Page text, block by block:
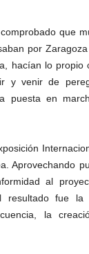
que
por
hacían lo propio
y venir de
puesta en
Aprovechando
al
resultado fue la
la